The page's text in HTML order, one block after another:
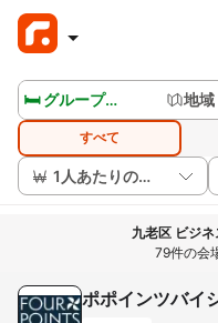
🛏️ グループルームを見る 地域
すべて
1人あたりの価格
九老区 ビジ
79件の会
ポポインツバイ